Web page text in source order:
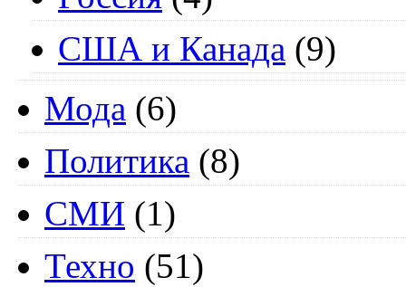
США и Канада (9)
Мода (6)
Политика (8)
СМИ (1)
Техно (51)